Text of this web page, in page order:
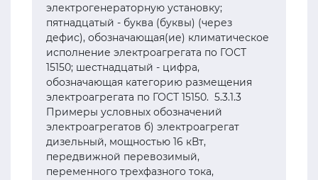
электрогенераторную установку;
пятнадцатый - буква (буквы) (через
дефис), обозначающая(ие) климатическое
исполнение электроагрегата по ГОСТ
15150; шестнадцатый - цифра,
обозначающая категорию размещения
электроагрегата по ГОСТ 15150. 5.3.1.3
Примеры условных обозначений
электроагрегатов б) электроагрегат
дизельный, мощностью 16 кВт,
передвижной перевозимый,
переменного трехфазного тока,